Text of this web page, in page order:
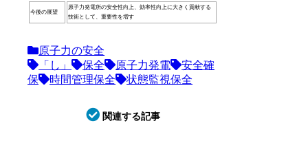
今後の展望
原子力発電所の安全性向上、効率性向上に大きく貢献する
技術として、重要性を増す
原子力の安全
「し」
保全 原子力発電
安全確
保
時間管理保全 状態監視保全
関連する記事